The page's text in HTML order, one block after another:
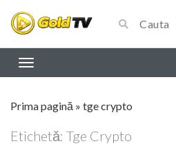
Prima pagină » tge crypto
Etichetă: Tge Crypto